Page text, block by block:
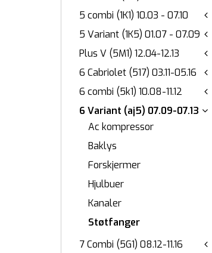
5 combi (1K1) 10.03 - 07.10
5 Variant (1K5) 01.07 - 07.09
Plus V (5M1) 12.04-12.13
6 Cabriolet (517) 03.11-05.16
6 combi (5k1) 10.08-11.12
6 Variant (aj5) 07.09-07.13
Ac kompressor
Baklys
Forskjermer
Hjulbuer
Kanaler
Støtfanger
7 Combi (5G1) 08.12-11.16